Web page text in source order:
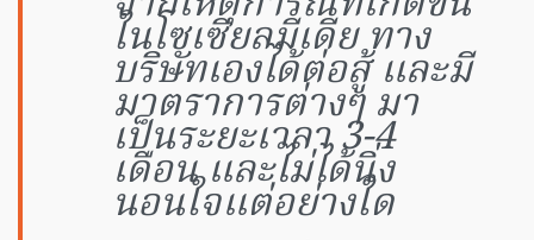
ในโซเซียลมีเดีย ทาง
บริษัทเองได้ต่อสู้ และมี
มาตราการต่างๆ มา
เป็นระยะเวลา 3-4
เดือน และไม่ได้นิ่ง
นอนใจแต่อย่างใด